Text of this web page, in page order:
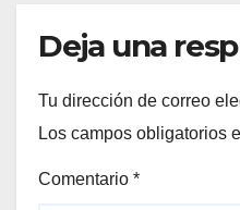
Deja una
Tu dirección de correo
Los campos obligatorios
Comentario *